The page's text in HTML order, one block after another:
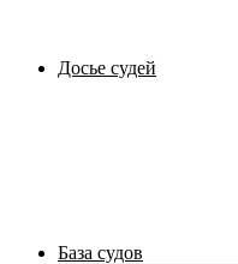
Досье судей
База судов